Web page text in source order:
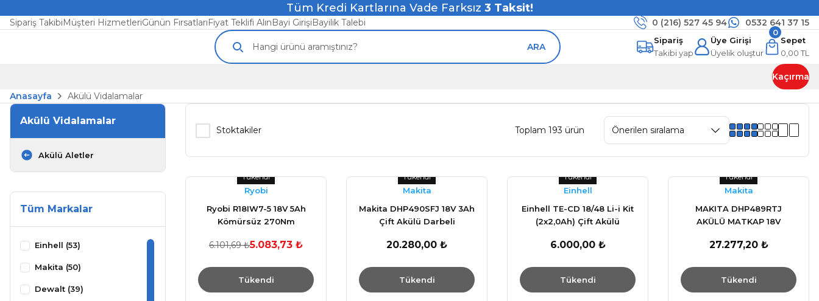
Tüm Kredi Kartlarına Vade Farksız 3 Taksit!
Sipariş TakibiMüşteri HizmetleriGünün FırsatlarıFiyat Teklifi AlınBayi GirişiBayilik Talebi 0 (216) 527 45 94 0532 641 37 15
ARA
Sipariş
Takibi yap
Üye Girişi
Üyelik oluştur
Sepet
0,00 TL
0
Kaçırma
Anasayfa
Akülü Vidalamalar
Akülü Vidalamalar
Akülü Aletler
Tüm Markalar
Einhell (53)
Makita (50)
Dewalt (39)
Stoktakiler Toplam 193 ürün
Tükendi
Ryobi
Ryobi R18IW7-5 18V 5Ah
Kömürsüz 270Nm
6.101,69 ₺5.083,73 ₺
Tükendi
Tükendi
Makita
Makita DHP490SFJ 18V 3Ah
Çift Akülü Darbeli
Vidalama
20.280,00 ₺
Tükendi
Tükendi
Einhell
Einhell TE-CD 18/48 Li-i Kit
(2x2,0Ah) Çift Akülü
4513935
6.000,00 ₺
Tükendi
Tükendi
Makita
MAKITA DHP489RTJ
AKÜLÜ MATKAP 18V
27.277,20 ₺
Tükendi